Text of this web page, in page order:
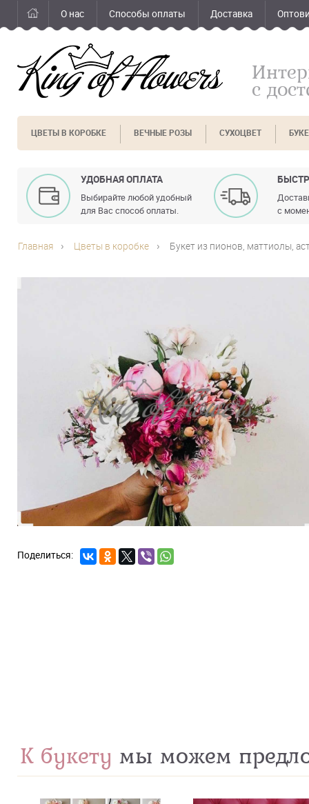
О нас Способы оплаты Доставка
с
ЦВЕТЫ В КОРОБКЕ ВЕЧНЫЕ РОЗЫ СУХОЦВЕТ
УДОБНАЯ ОПЛАТА
Выбирайте любой удобный
для Вас способ оплаты.
с
Главная Цветы в коробке Букет из пионов, маттиолы,
К букету мы можем